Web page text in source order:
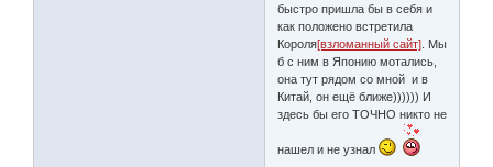
быстро пришла бы в себя и
как положено встретила
Короля[взломанный сайт] . Мы
б с ним в Японию мотались,
она тут рядом со мной и в
Китай, он ещё ближе)))))) И
здесь бы его ТОЧНО никто не
нашел и не узнал